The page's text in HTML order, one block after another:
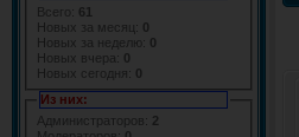
Всего: 61
Новых за месяц: 0
Новых за неделю: 0
Новых вчера: 0
Новых сегодня: 0
Из них:
Администраторов: 2